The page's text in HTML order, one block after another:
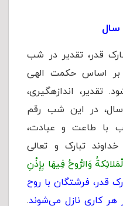
سال
قدر، تقدیر در شب
بر اساس حکمت الهی
تقدیر، اندازه‏گیرى،
سال، در این شب رقم
با طاعت و عبادت،
تبارک و تعالی
وَالرُّوحُ فِیهَا بِإِذْنِ
قدر، فرشتگان با روح
هر کارى نازل می‌شوند.